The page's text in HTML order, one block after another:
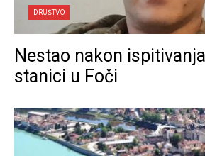
DRUŠTVO
Nestao nakon
stanici u Foči